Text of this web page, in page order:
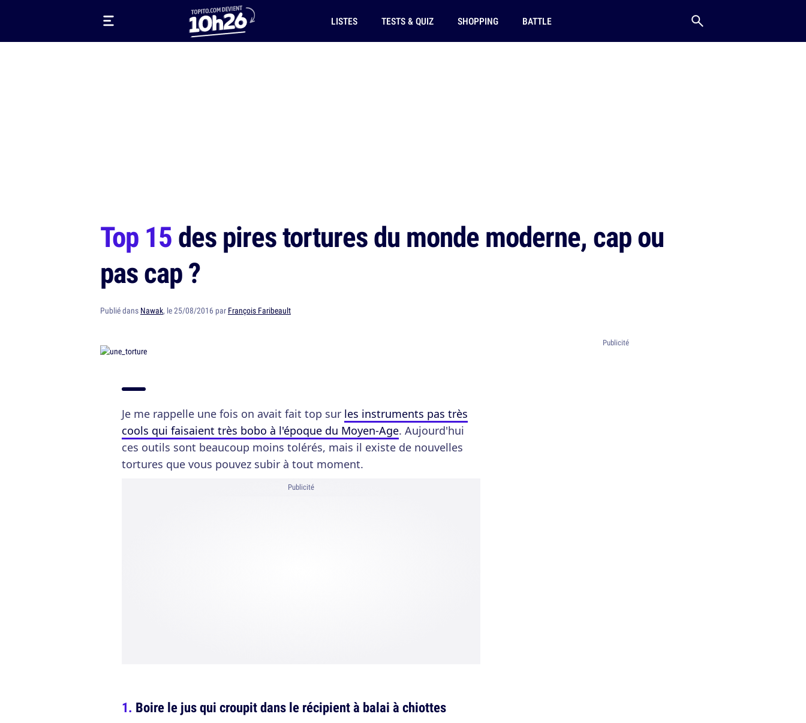
LISTES TESTS & QUIZ SHOPPING BATTLE
Top 15des pires tortures du monde moderne, cap ou
pas cap ?
Publié dans Nawak, le 25/08/2016 par François Faribeault
Je me rappelle une fois on avait fait top sur les instruments pas très
cools qui faisaient très bobo à l'époque du Moyen-Age. Aujourd'hui
ces outils sont beaucoup moins tolérés, mais il existe de nouvelles
tortures que vous pouvez subir à tout moment.
Publicité
Boire le jus qui croupit dans le récipient à balai à chiottes